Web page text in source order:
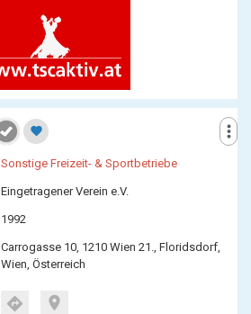
more_vert
favorite
Sonstige Freizeit- & Sportbetriebe
Eingetragener Verein e.V.
1992
Carrogasse 10, 1210 Wien 21., Floridsdorf,
Wien, Österreich
directions location_on